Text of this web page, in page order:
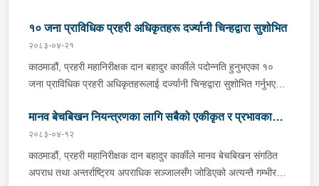
१० जना प्राविधिक प्रहरी अधिकृतहरू दर्ज्यानी चिन्हद्वारा सुशोभित
२०८३-०४-२१
काठमाडौं, प्रहरी महानिरीक्षक दान बहादुर कार्कीले पदोन्नति हुनुभएका १०
जना प्राविधिक प्रहरी अधिकृतहरूलाई दर्ज्यानी चिन्हद्वारा सुशोभित गर्नुभएको
महानिरीक्षक कार्कीले उहाँहरूलाई दर्ज्यानी चिन्हद्वारा सुशोभन गर्नुभएको हो ।
नेपाल सरकार गृहमन्त्रीस्तरको २०८३ साउन १८ गतेको निर्णयअनुसार
प्राविधिक प्रहरी उपरीक्षकबाट प्राविधिक प्रहरी वरिष्ठ उपरीक्षक पदमा १
जना र नेपाल सरकार गृह मन्त्रालय (सचिवस्तर) को २०८३ साउन १८ गतेको
मानव बेचबिखन नियन्त्रणका लागि सबैको एकीकृत र प्रभावकारी
प्रयास अपरिहार्य - प्रहरी महानिरीक्षक दान बहादुर कार्की
२०८३-०४-१२
काठमाडौं, प्रहरी महानिरीक्षक दान बहादुर कार्कीले मानव बेचबिखन संगठित
अपराध तथा अन्तर्राष्ट्रिय अपराधिक सञ्जालसँग जोडिएको अत्यन्तै गम्भीर